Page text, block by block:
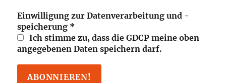
Einwilligung zur Datenverarbeitung und -
speicherung *
Ich stimme zu, dass die GDCP meine oben
angegebenen Daten speichern darf.